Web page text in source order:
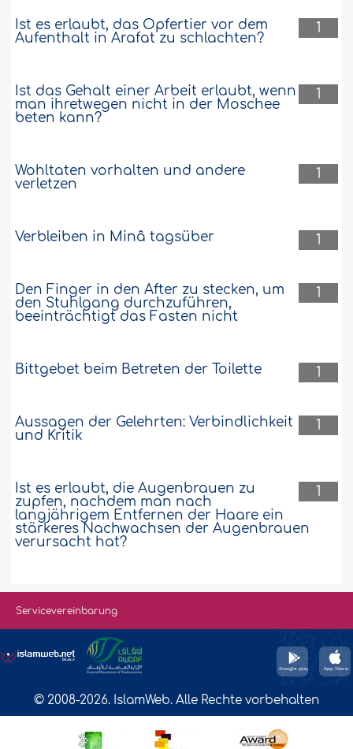
1
Ist es erlaubt, das Opfertier vor dem
Aufenthalt in Arafat zu schlachten?
1
Ist das Gehalt einer Arbeit erlaubt, wenn
man ihretwegen nicht in der Moschee
beten kann?
1
Wohltaten vorhalten und andere
verletzen
1
Verbleiben in Minâ tagsüber
1
Den Finger in den After zu stecken, um
den Stuhlgang durchzuführen,
beeinträchtigt das Fasten nicht
1
Bittgebet beim Betreten der Toilette
1
Aussagen der Gelehrten: Verbindlichkeit
und Kritik
1
Ist es erlaubt, die Augenbrauen zu
zupfen, nachdem man nach
langjährigem Entfernen der Haare ein
stärkeres Nachwachsen der Augenbrauen
verursacht hat?
Servicevereinbarung
© 2008-2026. IslamWeb. Alle Rechte vorbehalten